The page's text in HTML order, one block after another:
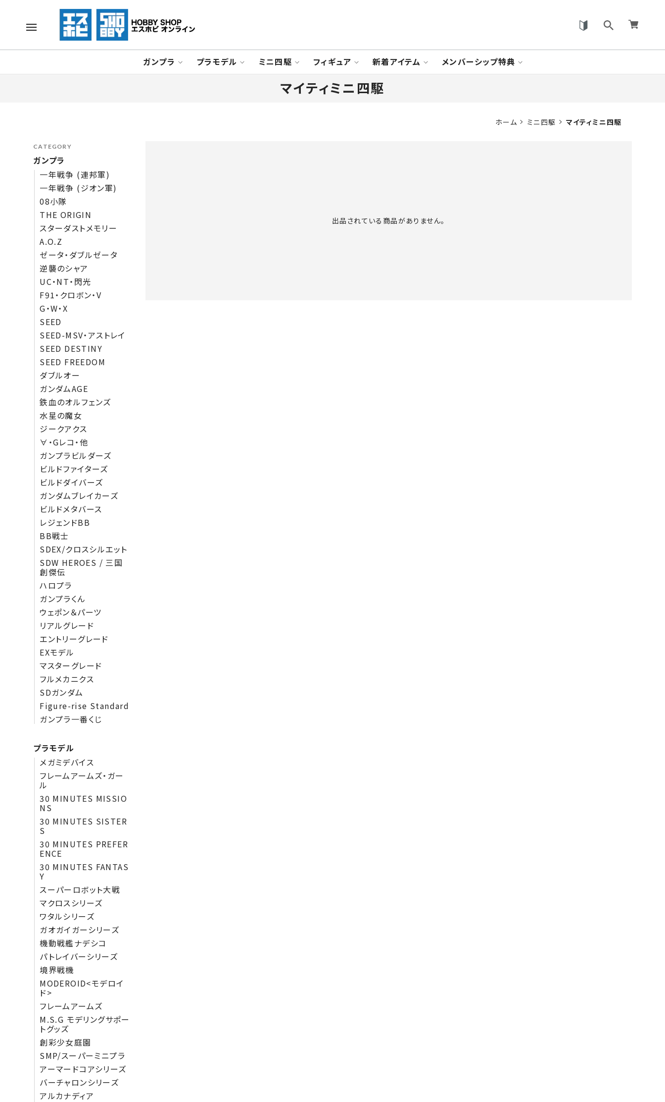
ガンプラ プラモデル ミニ四駆 フィギュア 新着アイテム メンバーシップ特典
マイティミニ四駆
ホーム ミニ四駆 マイティミニ四駆
出品されている商品がありません。
CATEGORY
ガンプラ
一年戦争 (連邦軍)
一年戦争 (ジオン軍)
08小隊
THE ORIGIN
スターダストメモリー
A.O.Z
ゼータ・ダブルゼータ
逆襲のシャア
UC・NT・閃光
F91・クロボン・V
G・W・X
SEED
SEED-MSV・アストレイ
SEED DESTINY
SEED FREEDOM
ダブルオー
ガンダムAGE
鉄血のオルフェンズ
水星の魔女
ジークアクス
∀・Gレコ・他
ガンプラビルダーズ
ビルドファイターズ
ビルドダイバーズ
ガンダムブレイカーズ
ビルドメタバース
レジェンドBB
BB戦士
SDEX/クロスシルエット
SDW HEROES / 三国
創傑伝
ハロプラ
ガンプラくん
ウェポン＆パーツ
リアルグレード
エントリーグレード
EXモデル
マスターグレード
フルメカニクス
SDガンダム
Figure-rise Standard
ガンプラ一番くじ
プラモデル
メガミデバイス
フレームアームズ・ガー
ル
30 MINUTES MISSIO
NS
30 MINUTES SISTER
S
30 MINUTES PREFER
ENCE
30 MINUTES FANTAS
Y
スーパーロボット大戦
マクロスシリーズ
ワタルシリーズ
ガオガイガーシリーズ
機動戦艦ナデシコ
パトレイバーシリーズ
境界戦機
MODEROID<モデロイ
ド>
フレームアームズ
M.S.G モデリングサポー
トグッズ
創彩少女庭園
SMP/スーパーミニプラ
アーマードコアシリーズ
バーチャロンシリーズ
アルカナディア